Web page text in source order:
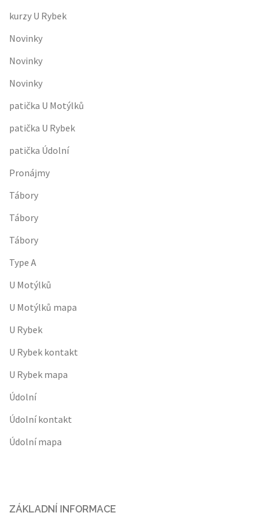
kurzy U Rybek
Novinky
Novinky
Novinky
patička U Motýlků
patička U Rybek
patička Údolní
Pronájmy
Tábory
Tábory
Tábory
Type A
U Motýlků
U Motýlků mapa
U Rybek
U Rybek kontakt
U Rybek mapa
Údolní
Údolní kontakt
Údolní mapa
ZÁKLADNÍ INFORMACE